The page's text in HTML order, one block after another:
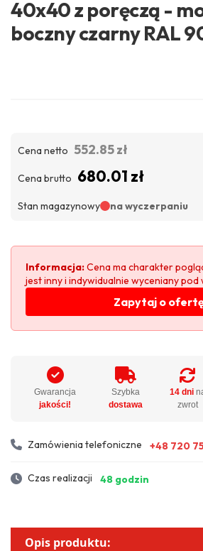
40x40 z poręczą -
boczny czarny RAL
Cena netto 552.85 zł
Cena brutto 680.01 zł
Stan magazynowy na wyczerpaniu
Informacja:Cena ma charakter
jest inny i indywidualnie wyceniany pod
Zapytaj o
Gwarancja
jakości!
Szybka
dostawa
14 dni
zwrot
Zamówienia telefoniczne +48 720
Czas realizacji 48 godzin
Opis produktu: